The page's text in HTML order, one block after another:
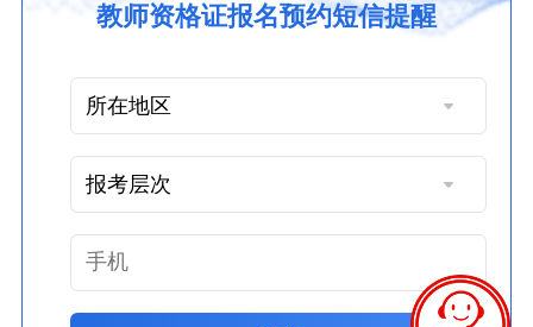
教师资格证报名预约短信提醒